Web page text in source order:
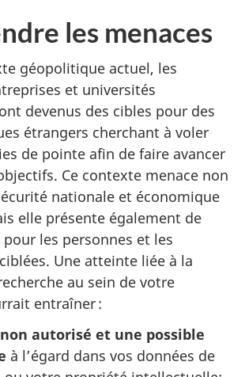
les menaces
géopolitique actuel, les
et universités
devenus des cibles pour des
étrangers cherchant à voler
de pointe afin de faire avancer
Ce contexte menace non
nationale et économique
elle présente également de
les personnes et les
Une atteinte liée à la
au sein de votre
entraîner :
autorisé et une possible
à l’égard dans vos données de